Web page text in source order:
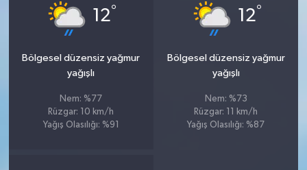
12°
Bölgesel düzensiz yağmur
yağışlı
Nem: %77
Rüzgar: 10 km/h
Yağış Olasılığı: %91
12°
Bölgesel düzensiz yağmur
yağışlı
Nem: %73
Rüzgar: 11 km/h
Yağış Olasılığı: %87